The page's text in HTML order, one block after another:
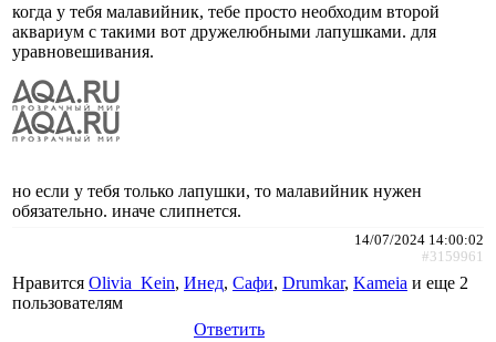
когда у тебя малавийник, тебе просто необходим второй
аквариум с такими вот дружелюбными лапушками. для
уравновешивания.
но если у тебя только лапушки, то малавийник нужен
обязательно. иначе слипнется.
14/07/2024 14:00:02
#3159961
Нравится Olivia_Kein, Инед, Сафи, Drumkar, Kameia и еще 2
пользователям
Ответить